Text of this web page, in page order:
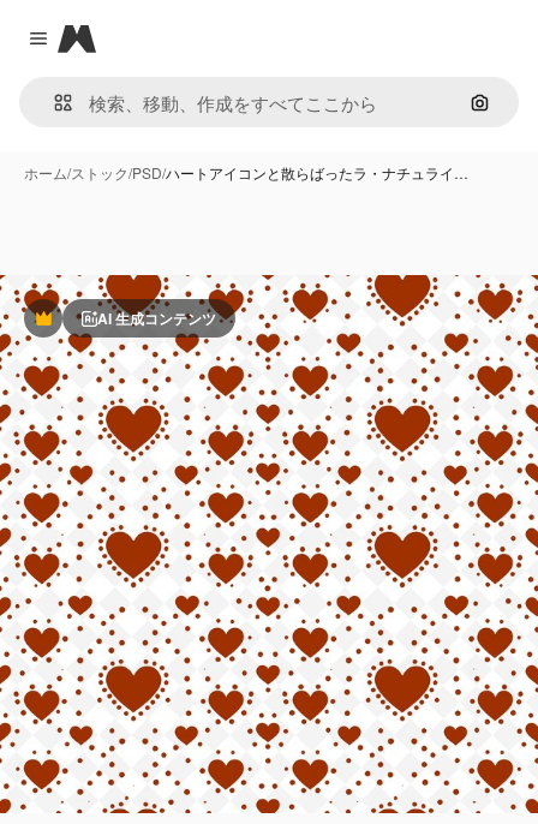
Close menu
Magnific
画像で
ホーム/ストック/PSD/ハートアイコンと散らばったラ・ナチュライ…
PremiumAI 生成コンテンツ